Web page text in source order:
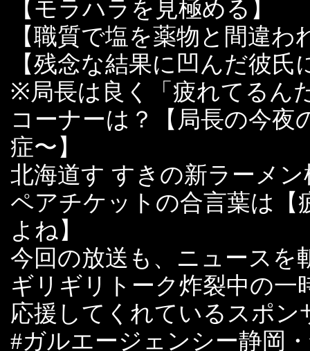
【モラハラを見極める】
【職質で塩を薬物と間違わ
【残念な結果に凹んだ彼
※局長は良く「疲れてるん
コーナーは？【局長の今
症〜】
北海道す すきの新ラーメ
ペアチケットの合言葉は
よね】
今回の放送も、ニュースを
ギリギリトーク炸裂中の一
応援してくれているスポン
#ガルエージェンシー静岡